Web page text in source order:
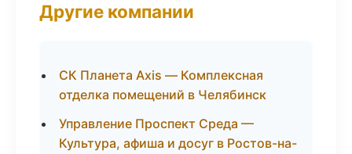
Другие компании
СК Планета Axis — Комплексная
отделка помещений в Челябинск
Управление Проспект Среда —
Культура, афиша и досуг в Ростов-на-